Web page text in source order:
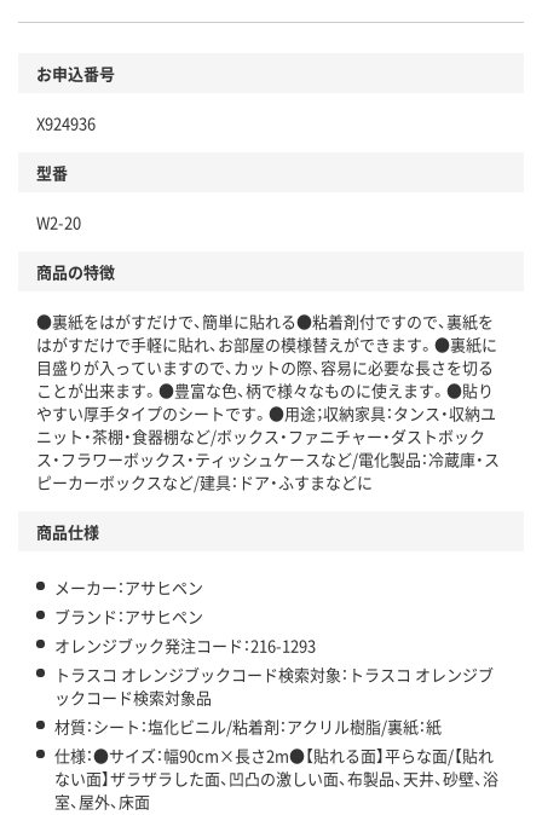
お申込番号
X924936
型番
W2-20
商品の特徴
●裏紙をはがすだけで、簡単に貼れる●粘着剤付ですので、裏紙を
はがすだけで手軽に貼れ、お部屋の模様替えができます。●裏紙に
目盛りが入っていますので、カットの際、容易に必要な長さを切る
ことが出来ます。●豊富な色、柄で様々なものに使えます。●貼り
やすい厚手タイプのシートです。●用途；収納家具：タンス・収納ユ
ニット・茶棚・食器棚など/ボックス・ファニチャー・ダストボック
ス・フラワーボックス・ティッシュケースなど/電化製品：冷蔵庫・ス
ピーカーボックスなど/建具：ドア・ふすまなどに
商品仕様
メーカー：アサヒペン
ブランド：アサヒペン
オレンジブック発注コード：216-1293
トラスコ オレンジブックコード検索対象：トラスコ オレンジブ
ックコード検索対象品
材質：シート：塩化ビニル/粘着剤：アクリル樹脂/裏紙：紙
仕様：●サイズ：幅90cm×長さ2m●【貼れる面】平らな面/【貼れ
ない面】ザラザラした面、凹凸の激しい面、布製品、天井、砂壁、浴
室、屋外、床面